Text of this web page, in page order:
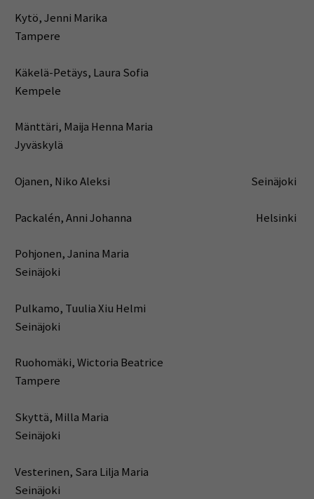
Kytö, Jenni Marika
Tampere
Käkelä-Petäys, Laura Sofia
Kempele
Mänttäri, Maija Henna Maria
Jyväskylä
Ojanen, Niko Aleksi Seinäjoki
Packalén, Anni Johanna Helsinki
Pohjonen, Janina Maria
Seinäjoki
Pulkamo, Tuulia Xiu Helmi
Seinäjoki
Ruohomäki, Wictoria Beatrice
Tampere
Skyttä, Milla Maria
Seinäjoki
Vesterinen, Sara Lilja Maria
Seinäjoki